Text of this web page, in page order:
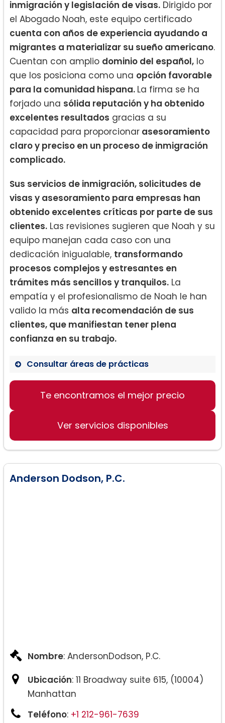
inmigración y legislación de visas. Dirigido por
el Abogado Noah, este equipo certificado
cuenta con años de experiencia ayudando a
migrantes a materializar su sueño americano.
Cuentan con amplio dominio del español, lo
que los posiciona como una opción favorable
para la comunidad hispana. La firma se ha
forjado una sólida reputación y ha obtenido
excelentes resultados gracias a su
capacidad para proporcionar asesoramiento
claro y preciso en un proceso de inmigración
complicado.
Sus servicios de inmigración, solicitudes de
visas y asesoramiento para empresas han
obtenido excelentes críticas por parte de sus
clientes. Las revisiones sugieren que Noah y su
equipo manejan cada caso con una
dedicación inigualable, transformando
procesos complejos y estresantes en
trámites más sencillos y tranquilos. La
empatía y el profesionalismo de Noah le han
valido la más alta recomendación de sus
clientes, que manifiestan tener plena
confianza en su trabajo.
Consultar áreas de prácticas
Immigration Services
Business Immigration
Te encontramos el mejor precio
Ver servicios disponibles
Anderson Dodson, P.C.
Nombre: AndersonDodson, P.C.
Ubicación: 11 Broadway suite 615, (10004)
Manhattan
Teléfono: +1 212-961-7639